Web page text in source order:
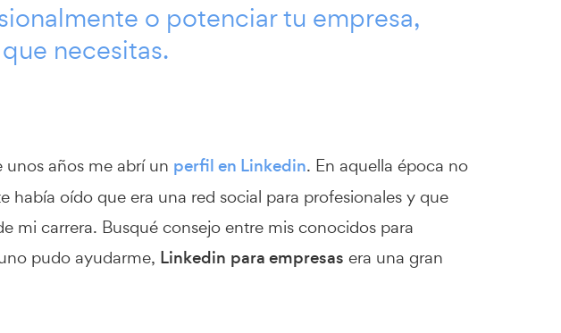
o potenciar tu empresa,
necesitas.
unos años me abrí un perfil en Linkedin. En aquella época no
oído que era una red social para profesionales y que
mi carrera. Busqué consejo entre mis conocidos para
pudo ayudarme, Linkedin para empresas era una gran